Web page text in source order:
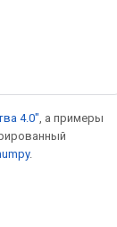
4.0" , а примеры
.